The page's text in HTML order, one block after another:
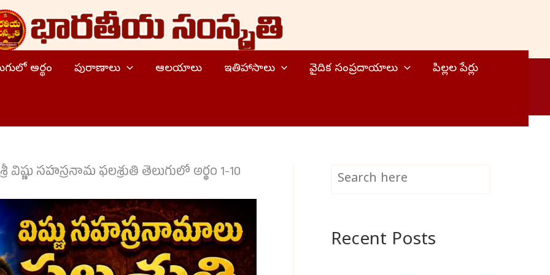
అర్థం పురాణాలు ఆలయాలు ఇతిహాసాలు వైదిక సంప్రదాయాలు పిల్లల పేర్లు
శ్రీ విష్ణు సహస్రనామ ఫలశ్రుతి తెలుగులో అర్థం 1-10
rRecent Posts